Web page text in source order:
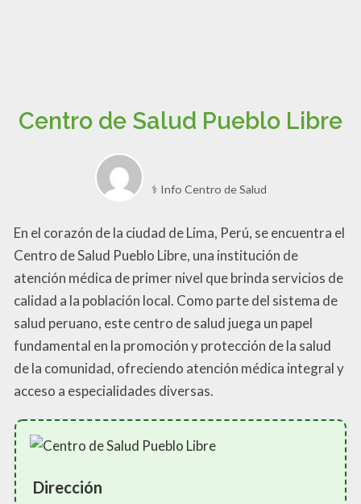
Centro de Salud Pueblo Libre
⚕️ Info Centro de Salud
En el corazón de la ciudad de Lima, Perú, se encuentra el
Centro de Salud Pueblo Libre, una institución de
atención médica de primer nivel que brinda servicios de
calidad a la población local. Como parte del sistema de
salud peruano, este centro de salud juega un papel
fundamental en la promoción y protección de la salud
de la comunidad, ofreciendo atención médica integral y
acceso a especialidades diversas.
Dirección